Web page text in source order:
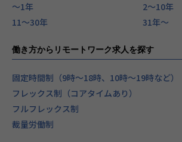
〜1年
2〜10年
11〜30年
31年〜
働き方からリモートワーク求人を探す
固定時間制（9時～18時、10時～19時など）
フレックス制（コアタイムあり）
フルフレックス制
裁量労働制